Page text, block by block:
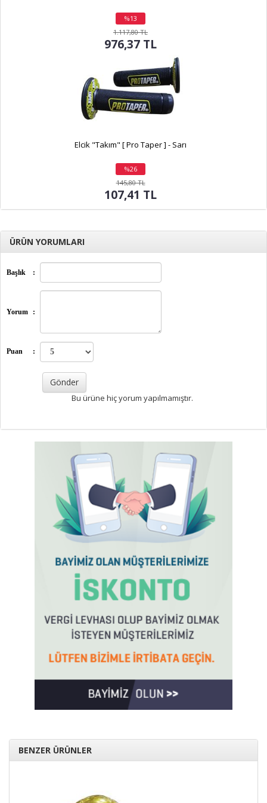
%13
indirim
1.117,80 TL
976,37 TL
Elcik "Takım" [ Pro Taper ] - Sarı
%26
indirim
145,80 TL
107,41 TL
ÜRÜN YORUMLARI
Başlık :
Yorum :
Puan :
Bu ürüne hiç yorum yapılmamıştır.
BENZER ÜRÜNLER